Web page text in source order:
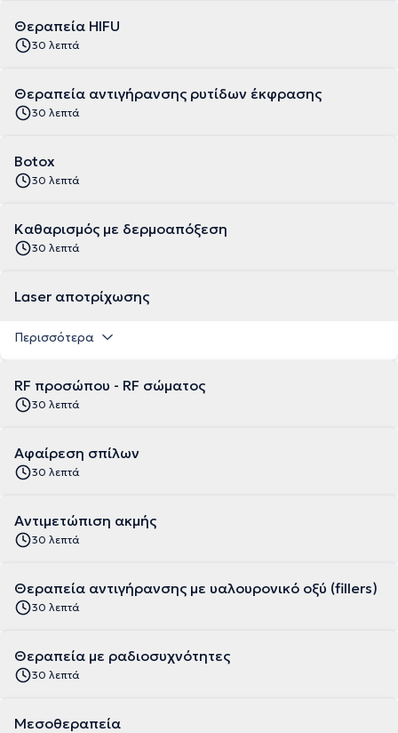
Θεραπεία HIFU
30 λεπτά
Θεραπεία αντιγήρανσης ρυτίδων έκφρασης
30 λεπτά
Botox
30 λεπτά
Kαθαρισμός με δερμοαπόξεση
30 λεπτά
Laser αποτρίχωσης
Περισσότερα
RF προσώπου - RF σώματος
30 λεπτά
Αφαίρεση σπίλων
30 λεπτά
Αντιμετώπιση ακμής
30 λεπτά
Θεραπεία αντιγήρανσης με υαλουρονικό οξύ (fillers)
30 λεπτά
Θεραπεία με ραδιοσυχνότητες
30 λεπτά
Μεσοθεραπεία